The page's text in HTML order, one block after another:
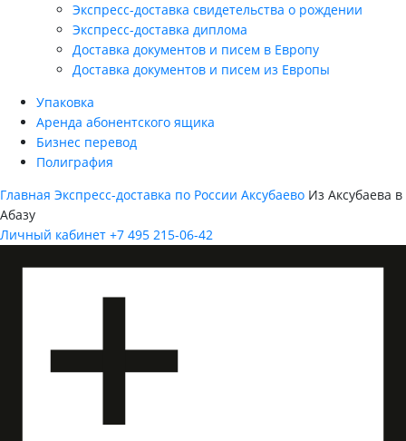
Экспресс-доставка свидетельства о рождении
Экспресс-доставка диплома
Доставка документов и писем в Европу
Доставка документов и писем из Европы
Упаковка
Аренда абонентского ящика
Бизнес перевод
Полиграфия
Главная Экспресс-доставка по России Аксубаево Из Аксубаева в
Абазу
Личный кабинет +7 495 215-06-42